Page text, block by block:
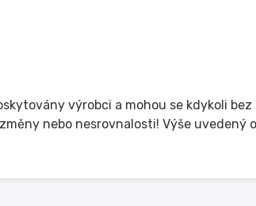
výrobci a mohou se kdykoli
nebo nesrovnalosti! Výše